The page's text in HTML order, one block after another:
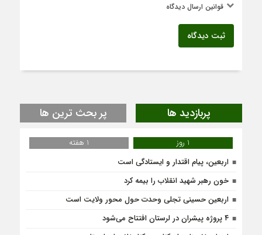
قوانین ارسال دیدگاه
ثبت دیدگاه
پربازدید ها پر بحث ترین ها
1 روز
1 هفته
اربعین، پیام اقتدار و ایستادگی است
خون رهبر شهید انقلاب را بیمه کرد
اربعین حسینی تجلی وحدت حول محور ولایت است
۴ پروژه پیشران در لرستان افتتاح می‌شود